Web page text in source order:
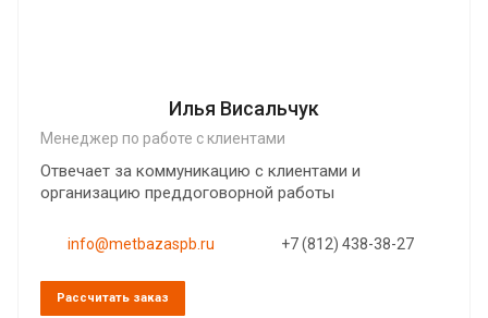
Илья Висальчук
Менеджер по работе с клиентами
Отвечает за коммуникацию с клиентами и
организацию преддоговорной работы
info@metbazaspb.ru +7 (812) 438-38-27
Рассчитать заказ